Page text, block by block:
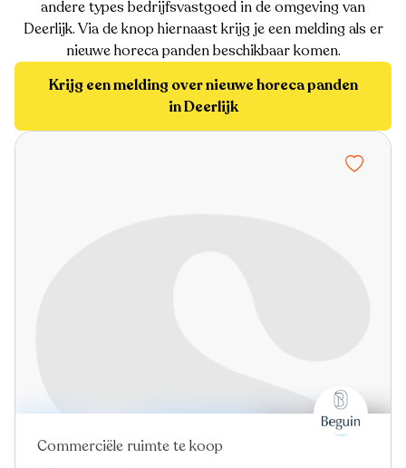
andere types bedrijfsvastgoed in de omgeving van
Deerlijk. Via de knop hiernaast krijg je een melding als er
nieuwe horeca panden beschikbaar komen.
Krijg een melding over nieuwe horeca panden
in Deerlijk
Nieuw
Commerciële ruimte te koop